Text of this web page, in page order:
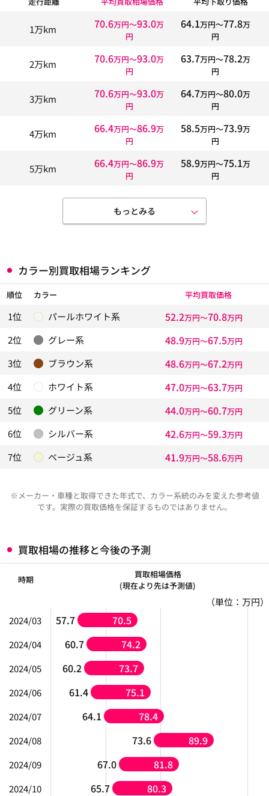
1万km 70.6万円〜93.0万
円
64.1万円〜77.8万
円
2万km 70.6万円〜93.0万
円
63.7万円〜78.2万
円
3万km 70.6万円〜93.0万
円
64.7万円〜80.0万
円
4万km 66.4万円〜86.9万
円
58.5万円〜73.9万
円
5万km 66.4万円〜86.9万
円
58.9万円〜75.1万
円
もっとみる
カラー別買取相場ランキング
順位 カラー 平均買取価格
1位 パールホワイト系 52.2万円〜70.8万円
2位 グレー系 48.9万円〜67.5万円
3位 ブラウン系 48.6万円〜67.2万円
4位 ホワイト系 47.0万円〜63.7万円
5位 グリーン系 44.0万円〜60.7万円
6位 シルバー系 42.6万円〜59.3万円
7位 ベージュ系 41.9万円〜58.6万円
※メーカー・車種と取得できた年式で、カラー系統のみを変えた参考値
です。実際の買取価格を保証するものではありません。
買取相場の推移と今後の予測
時期
買取相場価格
(現在より先は予測値)
（単位：万円）
2024/03
57.7 70.5
2024/04 60.7 74.2
2024/05 60.2 73.7
2024/06 61.4 75.1
2024/07 64.1 78.4
2024/08 73.6 89.9
2024/09 67.0 81.8
2024/10 65.7 80.3